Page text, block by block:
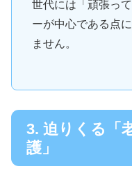
世代には「頑張っ
ーが中心である点
ません。
3. 迫りくる「
護」